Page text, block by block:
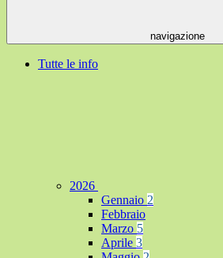
navigazione
Tutte le info
2026
Gennaio 2
Febbraio
Marzo 5
Aprile 3